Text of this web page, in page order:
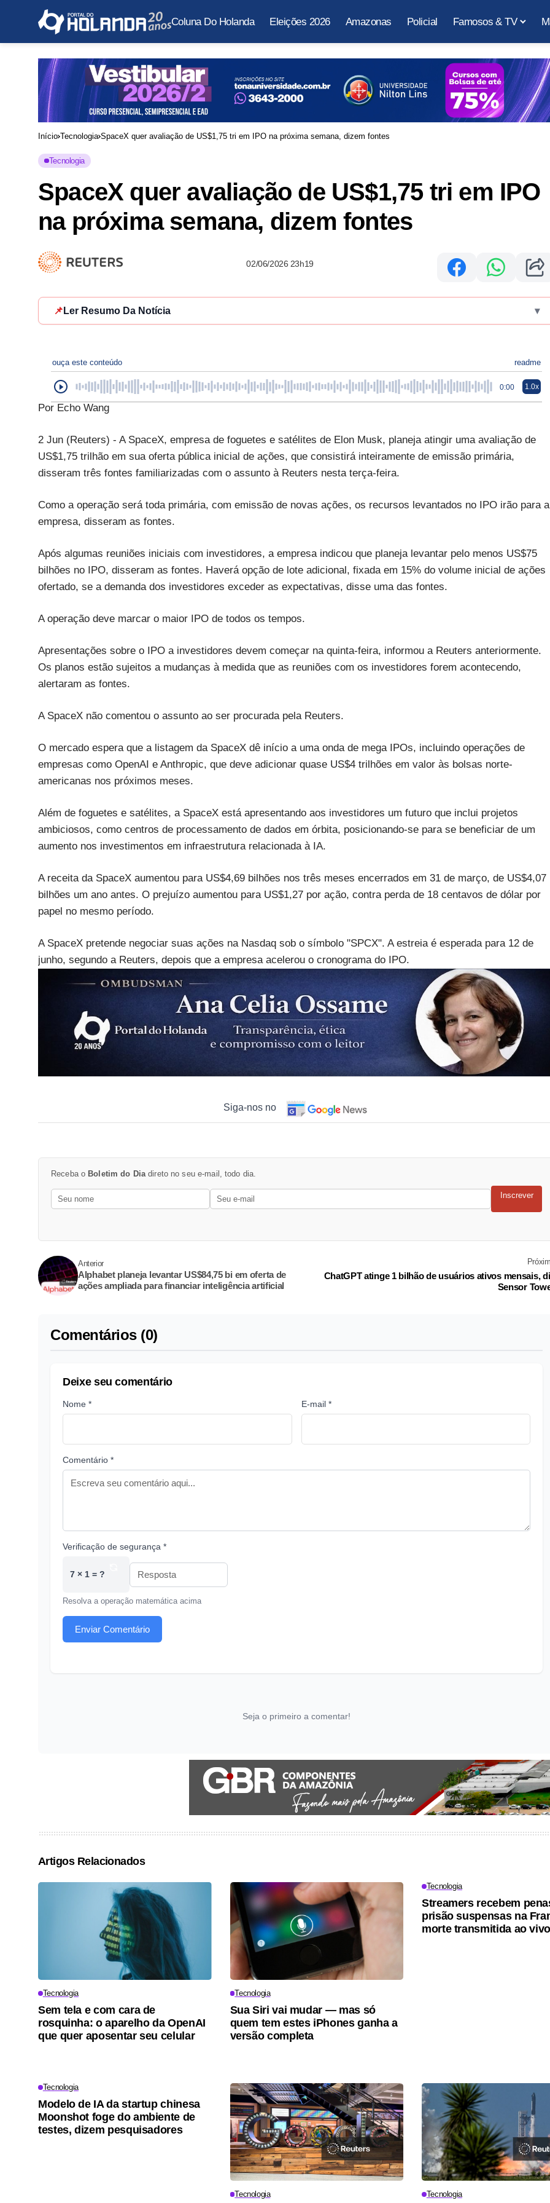
Coluna Do Holanda Eleições 2026 Amazonas Policial Famosos & TV
Início Tecnologia SpaceX quer avaliação de US$1,75 tri em IPO na próxima semana, dizem fontes
Tecnologia
SpaceX quer avaliação de US$1,75 tri em IPO
na próxima semana, dizem fontes
02/06/2026 23h19
📌 Ler Resumo Da Notícia ▾
ouça este conteúdo readme
0:00 1.0x
Por Echo Wang
2 Jun (Reuters) - A SpaceX, empresa de foguetes e satélites de Elon Musk, planeja atingir uma avaliação de
US$1,75 trilhão em sua oferta pública inicial de ações, que consistirá inteiramente de emissão primária,
disseram três fontes familiarizadas com o assunto à Reuters nesta terça-feira.
Como a operação será toda primária, com emissão de novas ações, os recursos levantados no IPO irão para a
empresa, disseram as fontes.
Após algumas reuniões iniciais com investidores, a empresa indicou que planeja levantar pelo menos US$75
bilhões no IPO, disseram as fontes. Haverá opção de lote adicional, fixada em 15% do volume inicial de ações
ofertado, se a demanda dos investidores exceder as expectativas, disse uma das fontes.
A operação deve marcar o maior IPO de todos os tempos.
Apresentações sobre o IPO a investidores devem começar na quinta-feira, informou a Reuters anteriormente.
Os planos estão sujeitos a mudanças à medida que as reuniões com os investidores forem acontecendo,
alertaram as fontes.
A SpaceX não comentou o assunto ao ser procurada pela Reuters.
O mercado espera que a listagem da SpaceX dê início a uma onda de mega IPOs, incluindo operações de
empresas como OpenAI e Anthropic, que deve adicionar quase US$4 trilhões em valor às bolsas norte-
americanas nos próximos meses.
Além de foguetes e satélites, a SpaceX está apresentando aos investidores um futuro que inclui projetos
ambiciosos, como centros de processamento de dados em órbita, posicionando-se para se beneficiar de um
aumento nos investimentos em infraestrutura relacionada à IA.
A receita da SpaceX aumentou para US$4,69 bilhões nos três meses encerrados em 31 de março, de US$4,07
bilhões um ano antes. O prejuízo aumentou para US$1,27 por ação, contra perda de 18 centavos de dólar por
papel no mesmo período.
A SpaceX pretende negociar suas ações na Nasdaq sob o símbolo "SPCX". A estreia é esperada para 12 de
junho, segundo a Reuters, depois que a empresa acelerou o cronograma do IPO.
Siga-nos no
Receba o Boletim do Diadireto no seu e-mail, todo dia.
Inscrever
Anterior
Alphabet planeja levantar US$84,75 bi em oferta de
ações ampliada para financiar inteligência artificial
ChatGPT atinge 1 bilhão de usuários ativos mensais,
Sensor
Comentários (0)
Deixe seu comentário
Nome * E-mail *
Comentário *
Verificação de segurança *
7 × 1 = ?
Resolva a operação matemática acima
Enviar Comentário
Seja o primeiro a comentar!
Artigos Relacionados
Tecnologia
Sem tela e com cara de
rosquinha: o aparelho da OpenAI
que quer aposentar seu celular
Tecnologia
Sua Siri vai mudar — mas só
quem tem estes iPhones ganha a
versão completa
Tecnologia
Streamers recebem
prisão suspensas na
morte transmitida ao vivo
Tecnologia
Modelo de IA da startup chinesa
Moonshot foge do ambiente de
testes, dizem pesquisadores
Tecnologia Tecnologia